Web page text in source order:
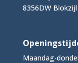
8356DW Blokzijl
Maandag-